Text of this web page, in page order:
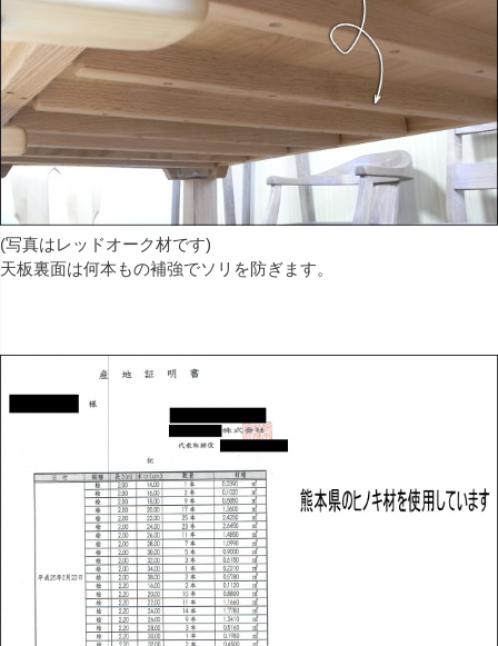
(写真はレッドオーク材です)
天板裏面は何本もの補強でソリを防ぎます。